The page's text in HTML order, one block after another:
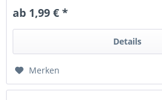
ab 1,99 € *
Details
Merken